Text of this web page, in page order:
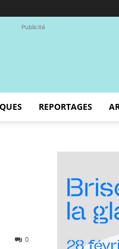
Publicité
REPORTAGES
0